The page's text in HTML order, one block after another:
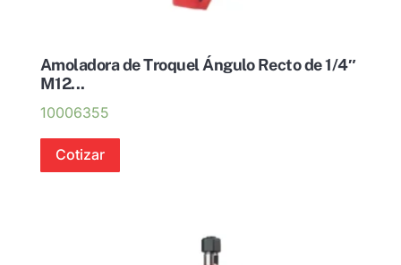
Amoladora de Troquel Ángulo Recto de 1/4″
M12...
10006355
Cotizar